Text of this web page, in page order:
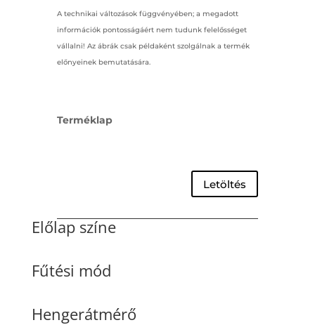
A technikai változások függvényében; a megadott
információk pontosságáért nem tudunk felelősséget
vállalni! Az ábrák csak példaként szolgálnak a termék
előnyeinek bemutatására.
Terméklap
Letöltés
Előlap színe
Fűtési mód
Hengerátmérő